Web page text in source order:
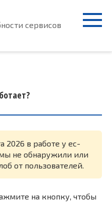
сервисов
2026 в работе у ec-
не обнаружили или
от пользователей.
на кнопку, чтобы